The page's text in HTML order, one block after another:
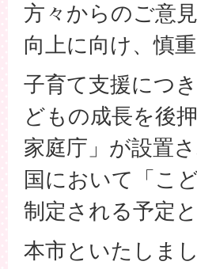
方々からのご意
向上に向け、慎
子育て支援につ
どもの成長を後
家庭庁」が設置
国において「こ
制定される予定
本市といたしま